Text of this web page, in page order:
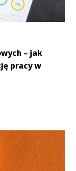
– jak
pracy w